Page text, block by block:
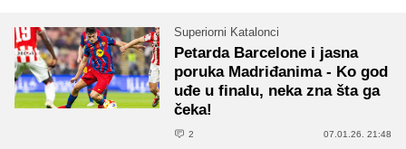
Superiorni Katalonci
Petarda Barcelone i jasna
poruka Madriđanima - Ko god
uđe u finalu, neka zna šta ga
čeka!
2 07.01.26. 21:48